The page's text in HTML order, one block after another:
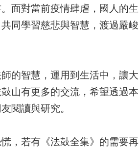
面對當前疫情肆虐，國人的生
同學習慈悲與智慧，渡過嚴峻
的智慧，運用到生活中，讓大
山有更多的交流，希望透過本
閱讀與研究。
，若有《法鼓全集》的需要再